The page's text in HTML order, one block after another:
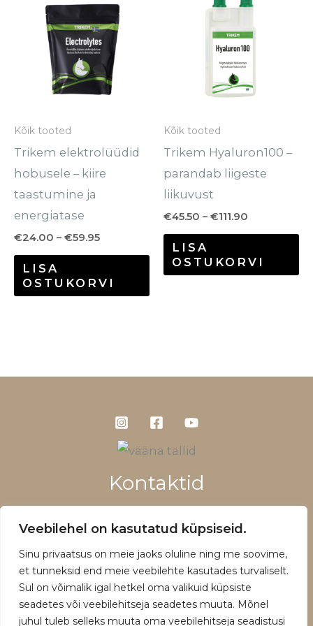
Veebilehel on kasutatud küpsiseid.
Sinu privaatsus on meie jaoks oluline ning me soovime,
et tunneksid end meie veebilehte kasutades turvaliselt.
Sul on võimalik igal hetkel oma valikuid küpsiste
seadetes või veebilehitseja seadetes muuta. Mõnel
juhul tuleb selleks muuta oma veebilehitseja seadistusi
Kõik tooted
Trikem elektrolüüdid
hobusele – kiire
taastumine ja
energiatase
€24.00 – €59.95
kuni
€59.95
LISA
OSTUKORVI
teha
tootelehel.
Kõik tooted
Trikem Hyaluron100 –
parandab liigeste
liikuvust
€45.50 – €111.90
kuni
€111.90
LISA
OSTUKORVI
Kontaktid
+372 5660 1028
Müügitingimused ja privaatsuspoliitika